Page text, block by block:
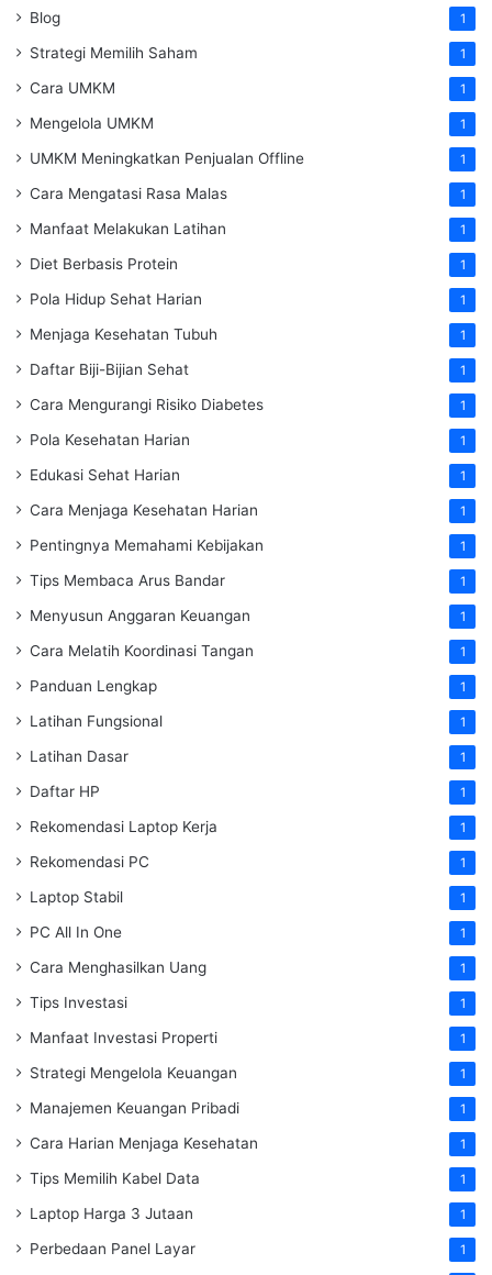
Blog 1
Strategi Memilih Saham 1
Cara UMKM 1
Mengelola UMKM 1
UMKM Meningkatkan Penjualan Offline 1
Cara Mengatasi Rasa Malas 1
Manfaat Melakukan Latihan 1
Diet Berbasis Protein 1
Pola Hidup Sehat Harian 1
Menjaga Kesehatan Tubuh 1
Daftar Biji-Bijian Sehat 1
Cara Mengurangi Risiko Diabetes 1
Pola Kesehatan Harian 1
Edukasi Sehat Harian 1
Cara Menjaga Kesehatan Harian 1
Pentingnya Memahami Kebijakan 1
Tips Membaca Arus Bandar 1
Menyusun Anggaran Keuangan 1
Cara Melatih Koordinasi Tangan 1
Panduan Lengkap 1
Latihan Fungsional 1
Latihan Dasar 1
Daftar HP 1
Rekomendasi Laptop Kerja 1
Rekomendasi PC 1
Laptop Stabil 1
PC All In One 1
Cara Menghasilkan Uang 1
Tips Investasi 1
Manfaat Investasi Properti 1
Strategi Mengelola Keuangan 1
Manajemen Keuangan Pribadi 1
Cara Harian Menjaga Kesehatan 1
Tips Memilih Kabel Data 1
Laptop Harga 3 Jutaan 1
Perbedaan Panel Layar 1